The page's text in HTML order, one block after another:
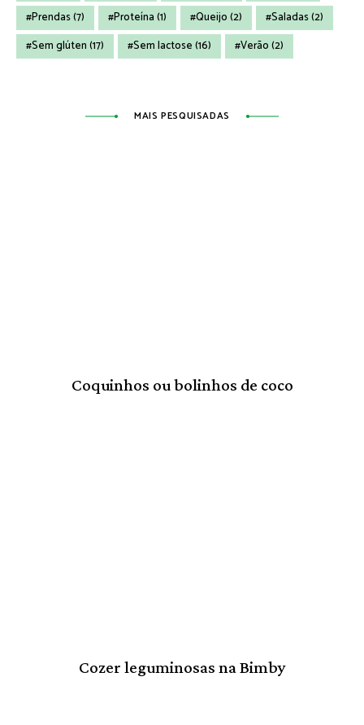
Prendas(7) Proteína(1) Queijo(2) Saladas(2)
Sem glúten(17) Sem lactose(16) Verão(2)
MAIS PESQUISADAS
Coquinhos ou bolinhos de coco
Cozer leguminosas na Bimby